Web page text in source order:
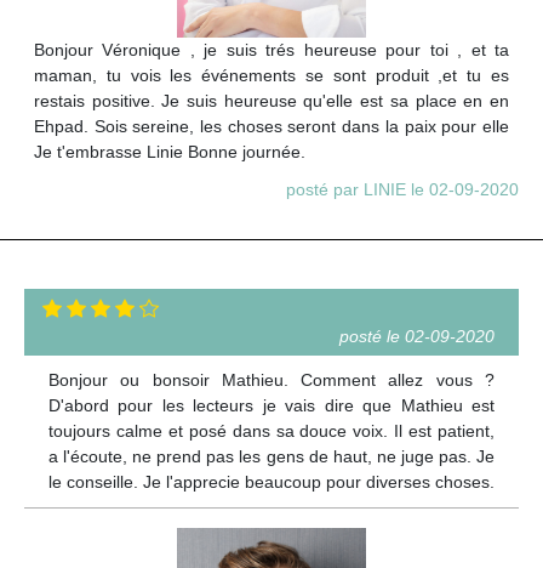
Bonjour Véronique , je suis trés heureuse pour toi , et ta
maman, tu vois les événements se sont produit ,et tu es
restais positive. Je suis heureuse qu'elle est sa place en en
Ehpad. Sois sereine, les choses seront dans la paix pour elle
Je t'embrasse Linie Bonne journée.
posté par LINIE le 02-09-2020
posté le 02-09-2020
Bonjour ou bonsoir Mathieu. Comment allez vous ?
D'abord pour les lecteurs je vais dire que Mathieu est
toujours calme et posé dans sa douce voix. Il est patient,
a l'écoute, ne prend pas les gens de haut, ne juge pas. Je
le conseille. Je l'apprecie beaucoup pour diverses choses.